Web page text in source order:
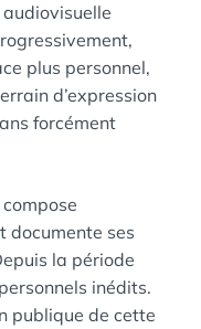
plus personnel,
d’expression
forcément
documente ses
la période
inédits.
publique de cette